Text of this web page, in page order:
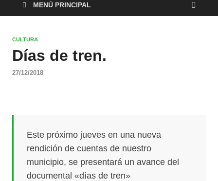
MENÚ PRINCIPAL
CULTURA
Días de tren.
27/12/2018
Este próximo jueves en una nueva
rendición de cuentas de nuestro
municipio, se presentará un avance del
documental «días de tren»